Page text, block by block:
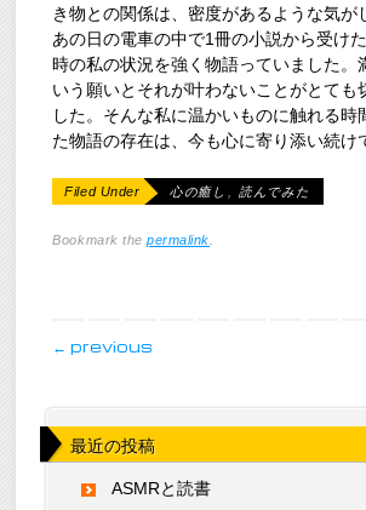
き物との関係は、密度があるような気が
あの日の電車の中で1冊の小説から受け
時の私の状況を強く物語っていました。
いう願いとそれが叶わないことがとても
した。そんな私に温かいものに触れる時
た物語の存在は、今も心に寄り添い続け
Filed Under 心の癒し , 読んでみた
Bookmark thepermalink.
post navigation
← previous
最近の投稿
ASMRと読書